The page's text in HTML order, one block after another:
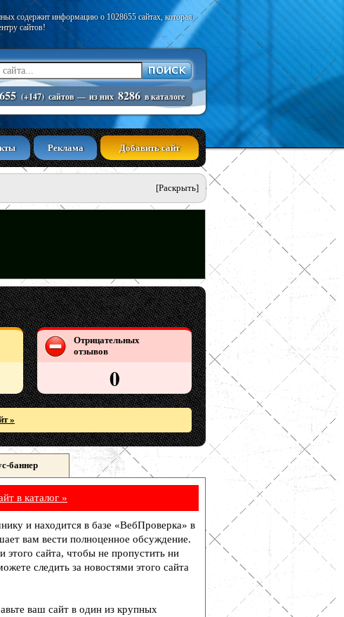
содержит информацию о 1028655 сайтах, которая
сайтов!
(+147) сайтов — из них 8286 в каталоге
Реклама Добавить сайт
[Раскрыть]
Отрицательных
отзывов
0
»
баннер
в каталог »
и находится в базе «ВебПроверка» в
вам вести полноценное обсуждение.
этого сайта, чтобы не пропустить ни
следить за новостями этого сайта
ваш сайт в один из крупных